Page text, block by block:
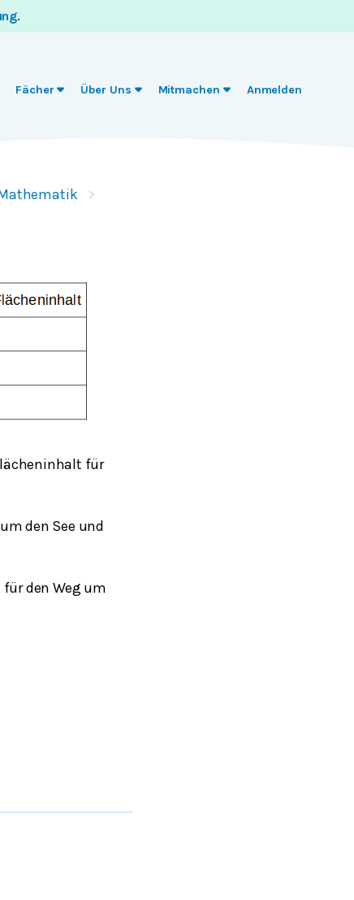
.
Fächer Über Uns Mitmachen Anmelden
für
den See und
den Weg um